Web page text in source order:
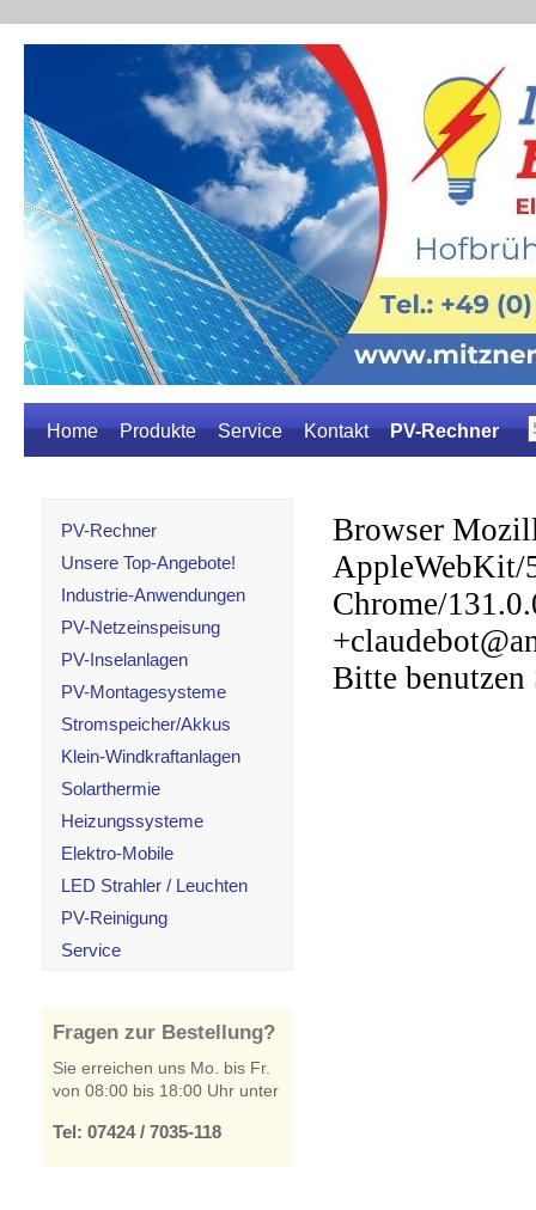
Home Produkte Service Kontakt PV-Rechner
PV-Rechner
Unsere Top-Angebote!
Industrie-Anwendungen
PV-Netzeinspeisung
PV-Inselanlagen
PV-Montagesysteme
Stromspeicher/Akkus
Klein-Windkraftanlagen
Solarthermie
Heizungssysteme
Elektro-Mobile
LED Strahler / Leuchten
PV-Reinigung
Service
Fragen zur Bestellung?
Sie erreichen uns Mo. bis Fr.
von 08:00 bis 18:00 Uhr unter
Tel: 07424 / 7035-118